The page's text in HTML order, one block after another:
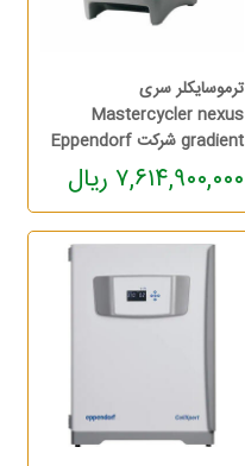
ترموسایکلر سری
Mastercycler nexus
gradient شرکت Eppendorf
۷,۶۱۴,۹۰۰,۰۰۰ ریال